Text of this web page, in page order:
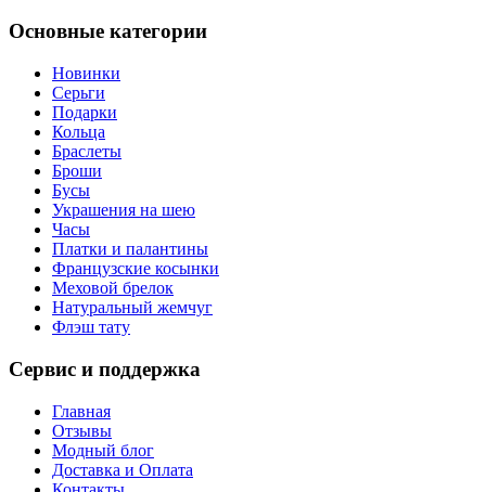
Основные категории
Новинки
Серьги
Подарки
Кольца
Браслеты
Броши
Бусы
Украшения на шею
Часы
Платки и палантины
Французские косынки
Меховой брелок
Натуральный жемчуг
Флэш тату
Сервис и поддержка
Главная
Отзывы
Модный блог
Доставка и Оплата